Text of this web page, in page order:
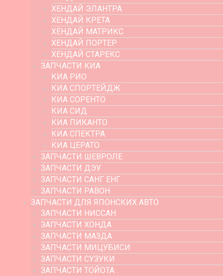
ХЕНДАЙ ЭЛАНТРА
ХЕНДАЙ КРЕТА
ХЕНДАЙ МАТРИКС
ХЕНДАЙ ПОРТЕР
ХЕНДАЙ СТАРЕКС
ЗАПЧАСТИ КИА
КИА РИО
КИА СПОРТЕЙДЖ
КИА СОРЕНТО
КИА СИД
КИА ПИКАНТО
КИА СПЕКТРА
КИА ЦЕРАТО
ЗАПЧАСТИ ШЕВРОЛЕ
ЗАПЧАСТИ ДЭУ
ЗАПЧАСТИ САНГ ЕНГ
ЗАПЧАСТИ РАВОН
ЗАПЧАСТИ ДЛЯ ЯПОНСКИХ АВТО
ЗАПЧАСТИ НИССАН
ЗАПЧАСТИ ХОНДА
ЗАПЧАСТИ МАЗДА
ЗАПЧАСТИ МИЦУБИСИ
ЗАПЧАСТИ СУЗУКИ
ЗАПЧАСТИ ТОЙОТА